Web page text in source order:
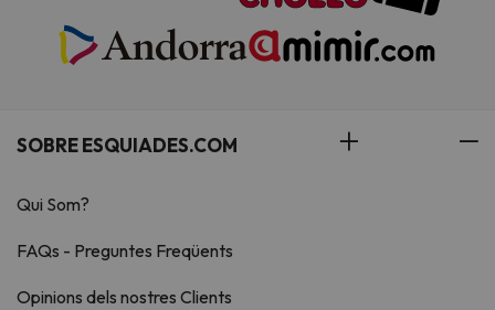
SOBRE ESQUIADES.COM
Qui Som?
FAQs - Preguntes Freqüents
Opinions dels nostres Clients